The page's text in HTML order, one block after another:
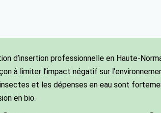
d’insertion professionnelle en Haute-
à limiter l’impact négatif sur
et les dépenses en eau sont
en bio.